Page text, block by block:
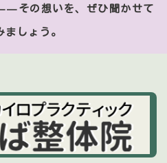
その想いを、ぜひ聞かせて
しょう。